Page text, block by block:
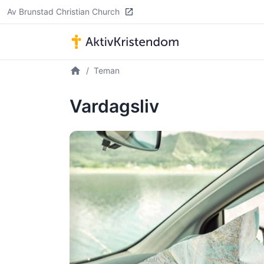
Av Brunstad Christian Church
Teman
Vardagsliv